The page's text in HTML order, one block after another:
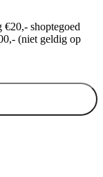
shoptegoed
(niet geldig op